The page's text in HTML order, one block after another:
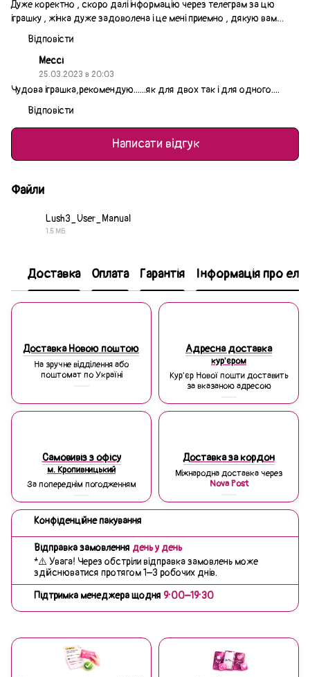
Дуже коректно , скоро далі інформацію через телеграм за цю
іграшку , жінка дуже задоволена і це мені приемно , дякую вам…
Відповісти
Мессі
25.03.2023 в 20:03
Чудова іграшка,рекомендую......як для двох так і для одного....
Відповісти
Написати відгук
Файли
Lush3_User_Manual
1.5 МБ
Доставка Оплата Гарантія Інформація про
Доставка Новою поштою
На зручне відділення або
поштомат по Україні
Адресна доставка
кур'єром
Кур'єр Нової пошти доставить
за вказаною адресою
Самовивіз з офісу
м. Кропивницький
За попереднім погодженням
Доставка за кордон
Міжнародна доставка через
Nova Post
Конфіденційне пакування
Відправка замовлення день у день
*⚠️ Увага! Через обстріли відправка замовлень може
здійснюватися протягом 1–3 робочих днів.
Підтримка менеджера щодня 9:00–19:30